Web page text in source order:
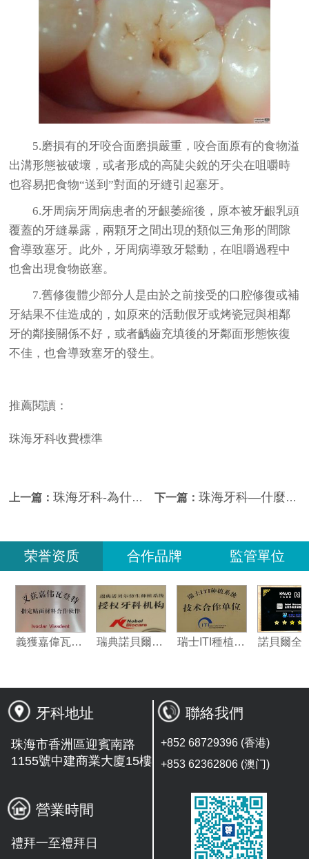
5.磨損有的牙咬合面磨損嚴重，咬合面原有的食物溢
出溝形態被破壞，或者形成的高陡尖銳的牙尖在咀嚼時
也容易把食物“送到”對面的牙縫引起塞牙。
6.牙周病牙周病患者的牙齦萎縮後，原本被牙齦乳頭
覆蓋的牙縫暴露，兩顆牙之間出現的類似三角形的間隙
會導致塞牙。此外，牙周病導致牙鬆動，在咀嚼過程中
也會出現食物嵌塞。
7.舊修復體少部分人是由於之前接受的口腔修復或補
牙結果不佳造成的，如原來的活動假牙或烤瓷冠與相鄰
牙的鄰接關係不好，或者齲齒充填後的牙鄰面形態恢復
不佳，也會導致塞牙的發生。
推薦閱讀：
珠海牙科收費標準
上一篇：珠海牙科-為什麼有的人不吃糖也容易患齲病？哪些食物對牙具有保護作用？ 下一篇： 珠海牙科—什麼叫六齡牙？為什麼易齲壞？
荣誉资质 合作品牌 監管單位
牙科地址
珠海市香洲區迎賓南路
1155號中建商業大廈15樓
營業時間
禮拜一至禮拜日
聯絡我們
+852 68729396 (香港)
+853 62362806 (澳门)